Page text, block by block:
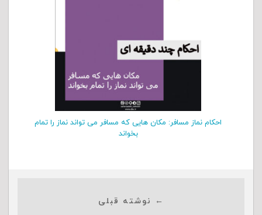
احکام نماز مسافر: مکان هایی که مسافر می تواند نماز را تمام
بخواند
← نوشته قبلی